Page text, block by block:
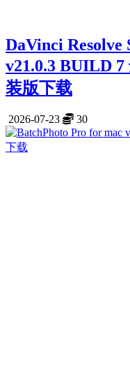
DaVinci Resolve
v21.0.3 BUILD
装版下载
2026-07-23 30